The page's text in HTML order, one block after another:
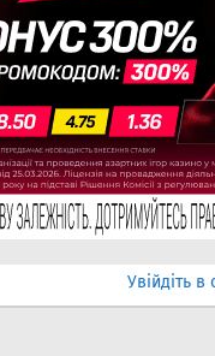
Увійдіть в